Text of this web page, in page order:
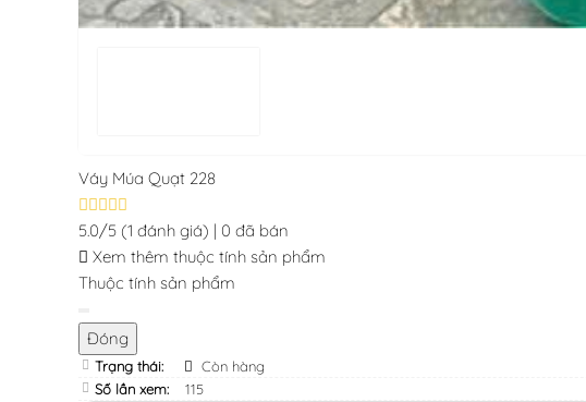
Váy Múa Quạt 228
5.0/5 (1 đánh giá) | 0 đã bán
Xem thêm thuộc tính sản phẩm
Thuộc tính sản phẩm
Đóng
Trạng thái:
Còn hàng
Số lần xem:
115